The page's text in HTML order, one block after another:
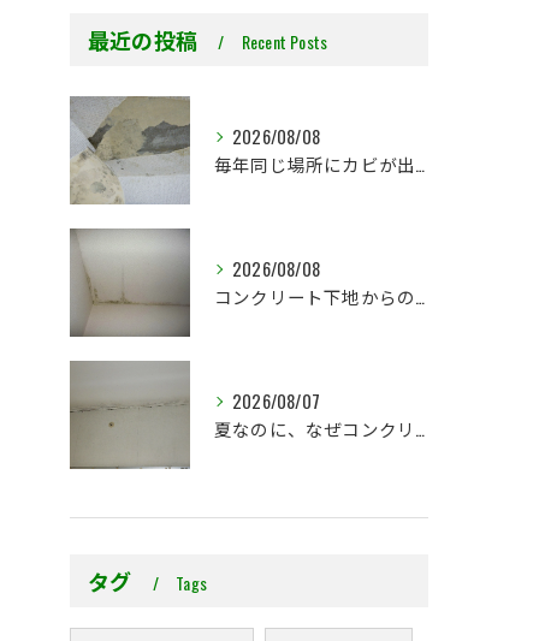
最近の投稿 Recent Posts
2026/08/08
毎年同じ場所にカビが出る理由をご存じですか？
2026/08/08
コンクリート下地からのカビ｜最初で止めるか？我慢して酷くなってから止めるか？
2026/08/07
夏なのに、なぜコンクリート直張り壁紙のカビ相談が増えるのでしょうか？
タグ Tags